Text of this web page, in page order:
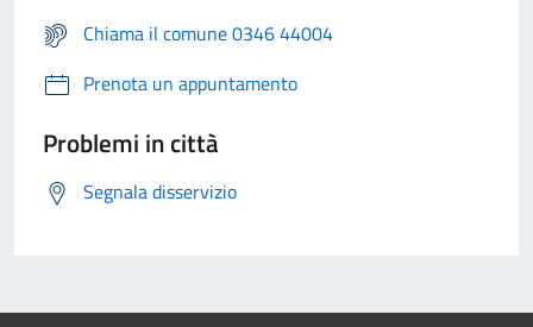
Chiama il comune 0346 44004
Prenota un appuntamento
Problemi in città
Segnala disservizio